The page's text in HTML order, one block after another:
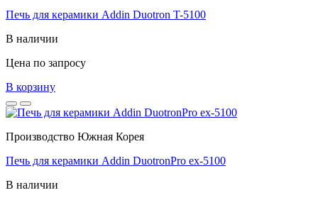
Печь для керамики Addin Duotron T-5100
В наличии
Цена по запросу
В корзину
Производство Южная Корея
Печь для керамики Addin DuotronPro ex-5100
В наличии